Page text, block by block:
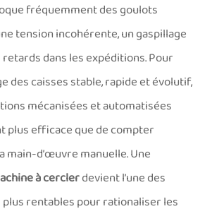
fréquemment des goulots
tension incohérente, un gaspillage
dans les expéditions. Pour
des caisses stable, rapide et évolutif,
mécanisées et automatisées
plus efficace que de compter
main-d’œuvre manuelle. Une
à cerclerdevient l’une des
rentables pour rationaliser les